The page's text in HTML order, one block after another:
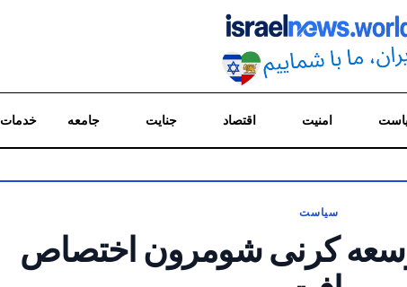
امنیت اقتصاد جنایت جامعه خدمات
جستجو
سیاست
توسعه کرنی شومرون اختصاص